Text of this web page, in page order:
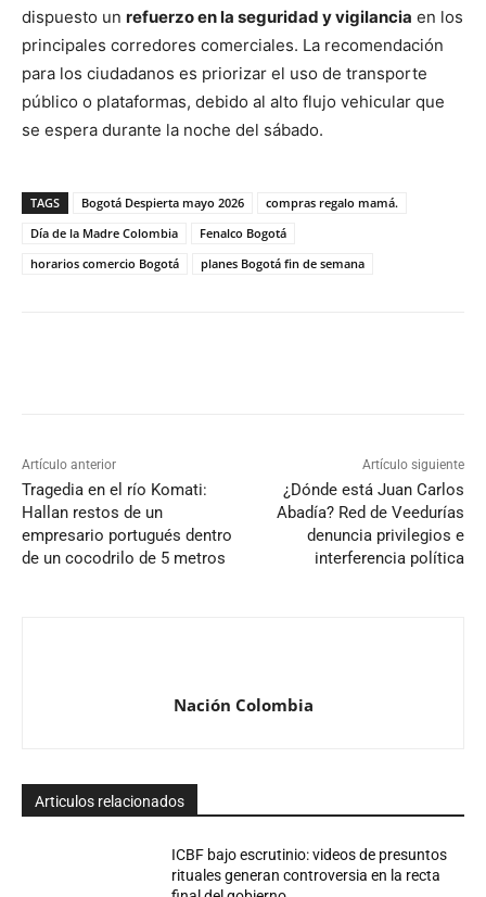
dispuesto un refuerzo en la seguridad y vigilancia en los
principales corredores comerciales. La recomendación
para los ciudadanos es priorizar el uso de transporte
público o plataformas, debido al alto flujo vehicular que
se espera durante la noche del sábado.
TAGS Bogotá Despierta mayo 2026
compras regalo mamá.
Día de la Madre Colombia
Fenalco Bogotá
horarios comercio Bogotá
planes Bogotá fin de semana
Artículo anterior
Tragedia en el río Komati:
Hallan restos de un
empresario portugués dentro
de un cocodrilo de 5 metros
Artículo siguiente
¿Dónde está Juan Carlos
Abadía? Red de Veedurías
denuncia privilegios e
interferencia política
Nación Colombia
Articulos relacionados
ICBF bajo escrutinio: videos de presuntos
rituales generan controversia en la recta